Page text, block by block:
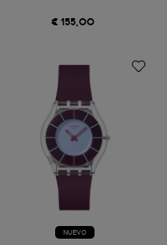
€ 155,00
NUEVO